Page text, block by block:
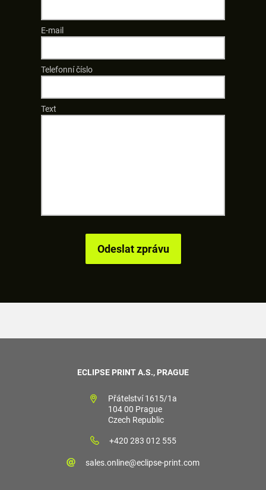
E-mail
Telefonní číslo
Text
ECLIPSE PRINT A.S., PRAGUE
Přátelství 1615/1a
104 00 Prague
Czech Republic
+420 283 012 555
sales.online@eclipse-print.com